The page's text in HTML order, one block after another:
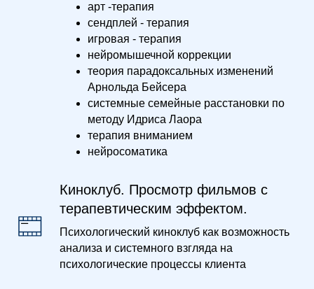
арт -терапия
сендплей - терапия
игровая - терапия
нейромышечной коррекции
теория парадоксальных изменений
Арнольда Бейсера
системные семейные расстановки по
методу Идриса Лаора
терапия вниманием
нейросоматика
Киноклуб. Просмотр фильмов с
терапевтическим эффектом.
Психологический киноклуб как возможность
анализа и системного взгляда на
психологические процессы клиента